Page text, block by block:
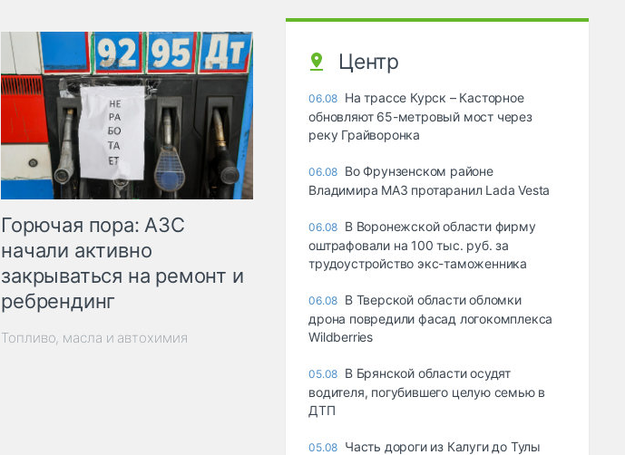
Горючая пора: АЗС
начали активно
закрываться на ремонт и
ребрендинг
Топливо, масла и автохимия
Центр
06.08 На трассе Курск – Касторное
обновляют 65-метровый мост через
реку Грайворонка
06.08 Во Фрунзенском районе
Владимира МАЗ протаранил Lada Vesta
06.08 В Воронежской области фирму
оштрафовали на 100 тыс. руб. за
трудоустройство экс-таможенника
06.08 В Тверской области обломки
дрона повредили фасад логокомплекса
Wildberries
05.08 В Брянской области осудят
водителя, погубившего целую семью в
ДТП
05.08 Часть дороги из Калуги до Тулы